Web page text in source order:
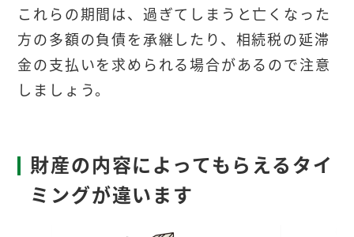
これらの期間は、過ぎてしまうと亡くなった
方の多額の負債を承継したり、相続税の延滞
金の支払いを求められる場合があるので注意
しましょう。
財産の内容によってもらえるタイ
ミングが違います